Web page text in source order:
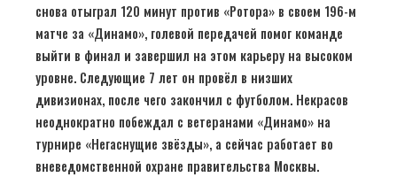
снова отыграл 120 минут против «Ротора» в своем 196-м
матче за «Динамо», голевой передачей помог команде
выйти в финал и завершил на этом карьеру на высоком
уровне. Следующие 7 лет он провёл в низших
дивизионах, после чего закончил с футболом. Некрасов
неоднократно побеждал с ветеранами «Динамо» на
турнире «Негаснущие звёзды», а сейчас работает во
вневедомственной охране правительства Москвы.